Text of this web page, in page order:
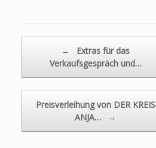
←
Extras für das
Verkaufsgespräch und…
Preisverleihung von DER KREIS
ANJA…
→